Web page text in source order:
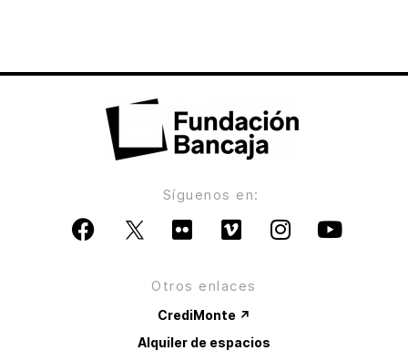
Síguenos en:
Otros enlaces
CrediMonte ↗
Alquiler de espacios